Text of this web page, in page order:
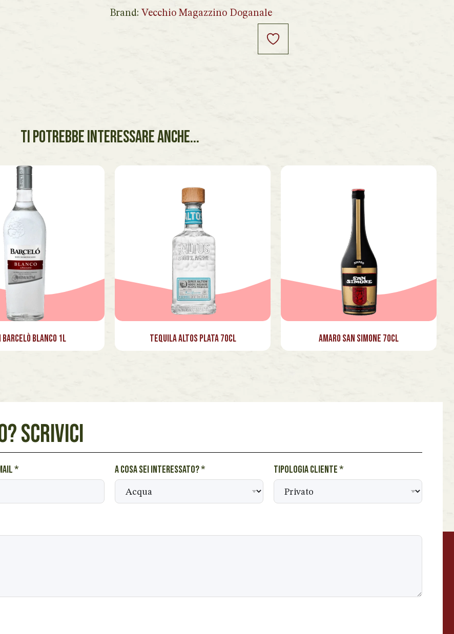
Brand: Vecchio Magazzino Doganale
TI POTREBBE INTERESSARE ANCHE...
Barcelò Blanco 1L Tequila Altos Plata 70cl Amaro San Simone 70cl
SCRIVICI
* A cosa sei interessato?* Tipologia cliente*